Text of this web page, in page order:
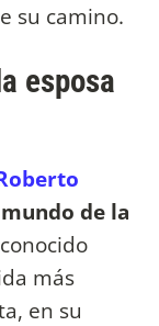
su camino.
esposa
de la
más
en su